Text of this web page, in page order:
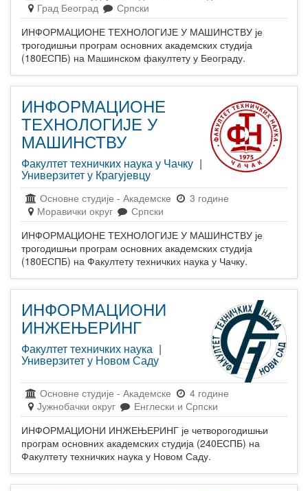
Град Београд
Српски
ИНФОРМАЦИОНЕ ТЕХНОЛОГИЈЕ У МАШИНСТВУ је
трогодишњи програм основних академских студија
(180ЕСПБ) на Машинском факултету у Београду.
ИНФОРМАЦИОНЕ
ТЕХНОЛОГИЈЕ У
МАШИНСТВУ
Факултет техничких наука у Чачку |
Универзитет у Крагујевцу
Основне студије - Академске
3 године
Моравички округ
Српски
ИНФОРМАЦИОНЕ ТЕХНОЛОГИЈЕ У МАШИНСТВУ је
трогодишњи програм основних академских студија
(180ЕСПБ) на Факултету техничких наука у Чачку.
ИНФОРМАЦИОНИ
ИНЖЕЊЕРИНГ
Факултет техничких наука |
Универзитет у Новом Саду
Основне студије - Академске
4 године
Јужнобачки округ
Енглески и Српски
ИНФОРМАЦИОНИ ИНЖЕЊЕРИНГ је четворогодишњи
програм основних академских студија (240ЕСПБ) на
Факултету техничких наука у Новом Саду.